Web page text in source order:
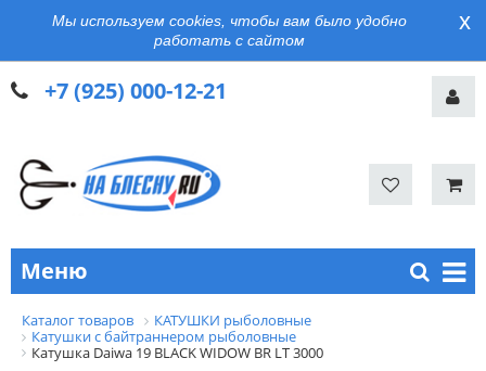
Мы используем cookies, чтобы вам было удобно
работать с сайтом
x
+7 (925) 000-12-21
Меню
Каталог товаров
КАТУШКИ рыболовные
Катушки с байтраннером рыболовные
Катушка Daiwa 19 BLACK WIDOW BR LT 3000